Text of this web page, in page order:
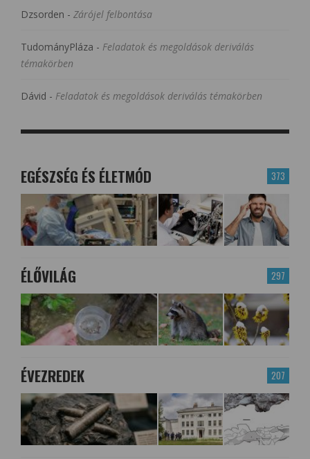
Dzsorden - Zárójel felbontása
TudományPláza - Feladatok és megoldások deriválás
témakörben
Dávid - Feladatok és megoldások deriválás témakörben
373
EGÉSZSÉG ÉS ÉLETMÓD
297
ÉLŐVILÁG
207
ÉVEZREDEK